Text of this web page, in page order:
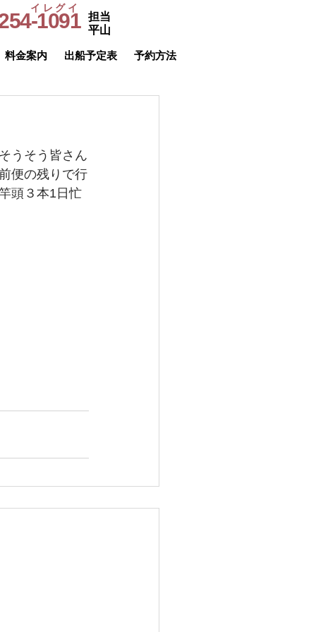
イレグイ
担当
平山
1091
料金案内 出船予定表 予約方法
うそう皆さん
便の残りで行
頭３本1日忙